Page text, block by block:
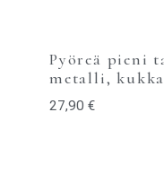
Pyöreä pieni
metalli,
27,90 €